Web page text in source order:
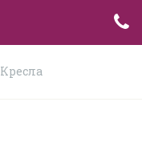
Кресла